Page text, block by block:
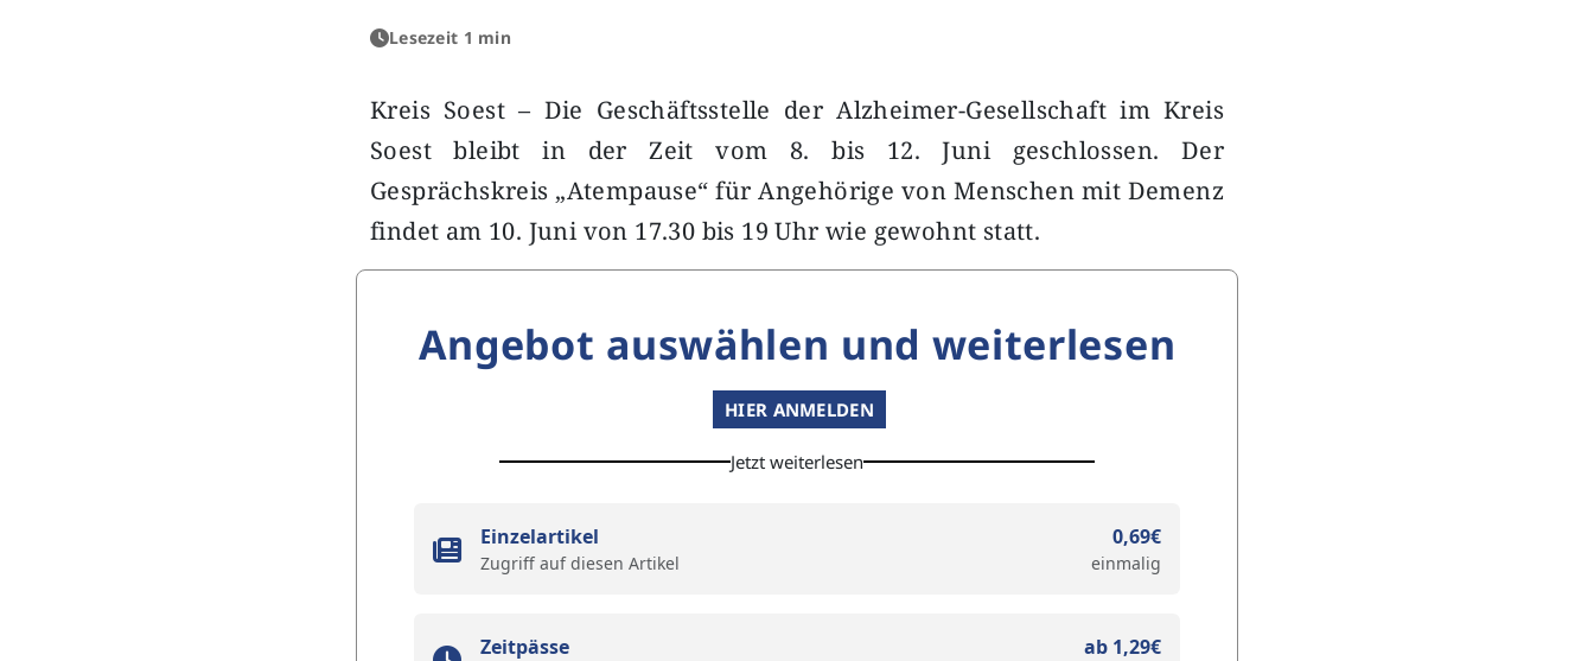
Lesezeit 1 min
Kreis Soest – Die Geschäftsstelle der Alzheimer-Gesellschaft im Kreis
Soest bleibt in der Zeit vom 8. bis 12. Juni geschlossen. Der
Gesprächskreis „Atempause“ für Angehörige von Menschen mit Demenz
findet am 10. Juni von 17.30 bis 19 Uhr wie gewohnt statt.
Angebot auswählen und weiterlesen
HIER ANMELDEN
Jetzt weiterlesen
Einzelartikel
Zugriff auf diesen Artikel
0,69€
einmalig
Zeitpässe ab 1,29€